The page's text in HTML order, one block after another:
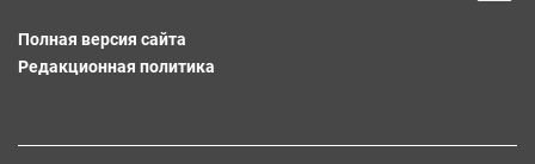
Полная версия сайта
Редакционная политика